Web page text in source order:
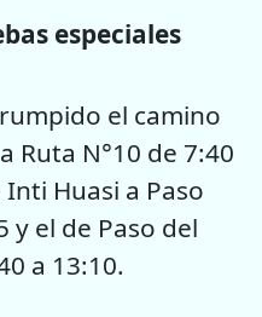
especiales
el camino
Ruta N°10 de 7:40
Huasi a Paso
y el de Paso del
a 13:10.